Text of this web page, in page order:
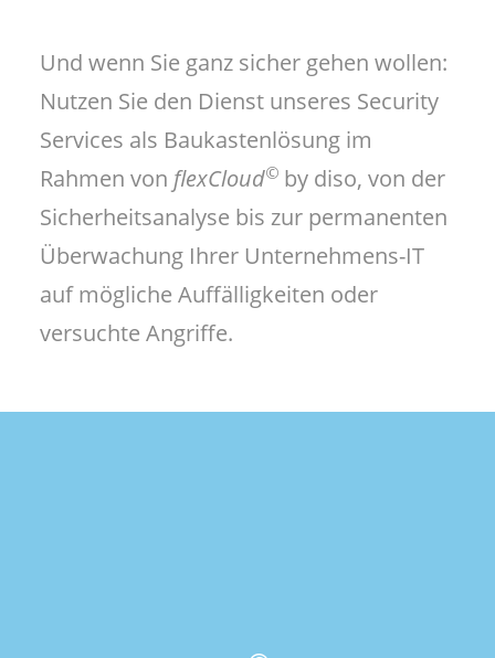
Und wenn Sie ganz sicher gehen wollen:
Nutzen Sie den Dienst unseres Security
Services als Baukastenlösung im
Rahmen von flexCloud© by diso, von der
Sicherheitsanalyse bis zur permanenten
Überwachung Ihrer Unternehmens-IT
auf mögliche Auffälligkeiten oder
versuchte Angriffe.